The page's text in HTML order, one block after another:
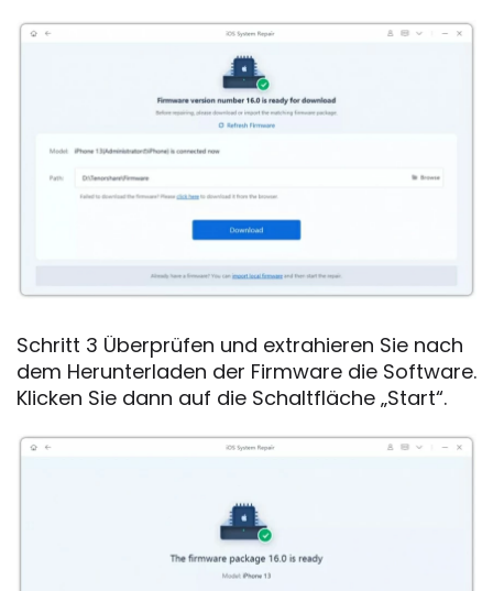
Schritt 3 Überprüfen und extrahieren Sie nach
dem Herunterladen der Firmware die Software.
Klicken Sie dann auf die Schaltfläche „Start“.